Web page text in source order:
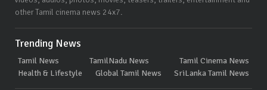
other Tamil cinema news 24x7.
Trending News
Tamil News TamilNadu News
Tamil Cinema News
Health & Lifestyle
Global Tamil News SriLanka Tamil News